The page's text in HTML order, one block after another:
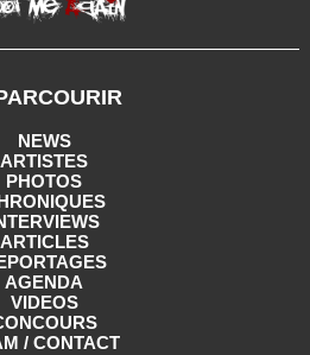
NEWS
ARTISTES
PHOTOS
ARTICLES
AGENDA
VIDEOS
/ CONTACT